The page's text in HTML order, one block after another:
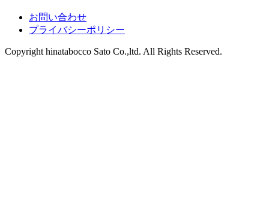
お問い合わせ
プライバシーポリシー
Copyright hinatabocco Sato Co.,ltd. All Rights Reserved.